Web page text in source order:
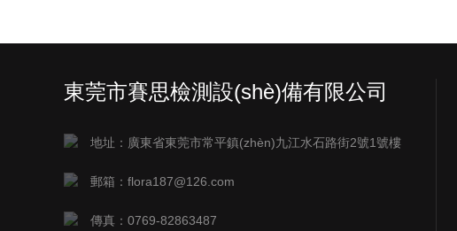
東莞市賽思檢測設(shè)備有限公司
地址：廣東省東莞市常平鎮(zhèn)九江水石路街2號1號樓
郵箱：flora187@126.com
傳真：0769-82863487